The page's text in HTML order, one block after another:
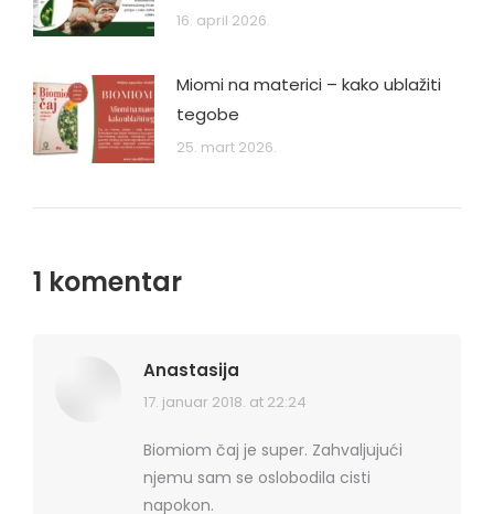
16. april 2026.
Miomi na materici – kako ublažiti
tegobe
25. mart 2026.
1 komentar
Anastasija
says:
17. januar 2018. at 22:24
Biomiom čaj je super. Zahvaljujući
njemu sam se oslobodila cisti
napokon.